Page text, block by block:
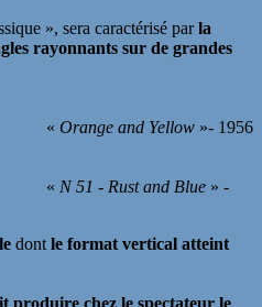
», sera caractérisé parla
rayonnants sur de grandes
Orange and Yellow »- 1956
N 51 - Rust and Blue » -
dont le format vertical atteint